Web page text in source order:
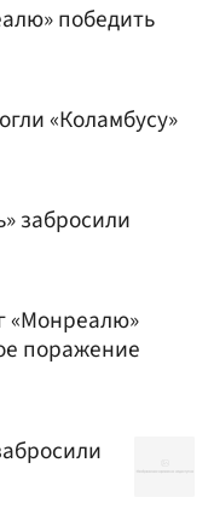
победить
«Коламбусу»
забросили
«Монреалю»
поражение